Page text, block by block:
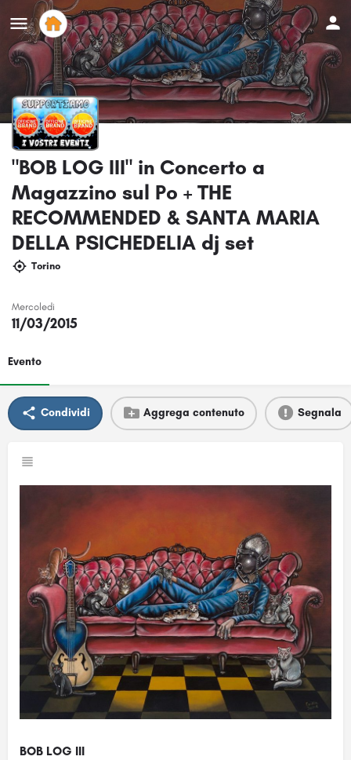
"BOB LOG III" in Concerto a
Magazzino sul Po + THE
RECOMMENDED & SANTA MARIA
DELLA PSICHEDELIA dj set
Torino
Mercoledi
11/03/2015
Evento
Condividi Aggrega contenuto Segnala
BOB LOG III